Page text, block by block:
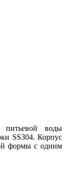
питьевой воды
SS304. Корпус
формы с одним